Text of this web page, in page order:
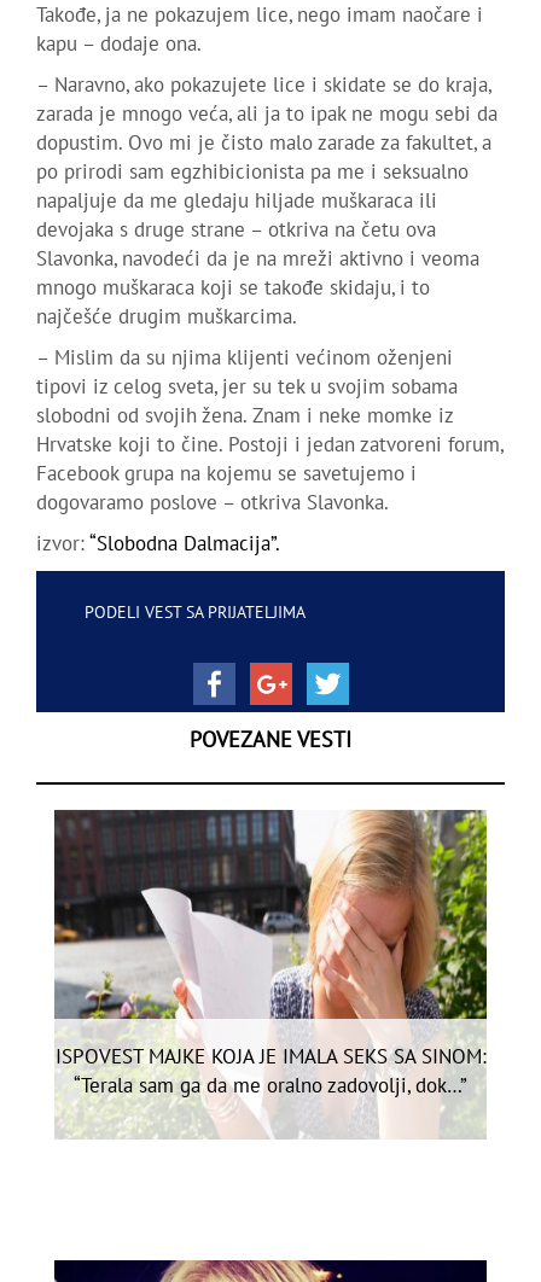
Takođe, ja ne pokazujem lice, nego imam naočare i
kapu – dodaje ona.
– Naravno, ako pokazujete lice i skidate se do kraja,
zarada je mnogo veća, ali ja to ipak ne mogu sebi da
dopustim. Ovo mi je čisto malo zarade za fakultet, a
po prirodi sam egzhibicionista pa me i seksualno
napaljuje da me gledaju hiljade muškaraca ili
devojaka s druge strane – otkriva na četu ova
Slavonka, navodeći da je na mreži aktivno i veoma
mnogo muškaraca koji se takođe skidaju, i to
najčešće drugim muškarcima.
– Mislim da su njima klijenti većinom oženjeni
tipovi iz celog sveta, jer su tek u svojim sobama
slobodni od svojih žena. Znam i neke momke iz
Hrvatske koji to čine. Postoji i jedan zatvoreni forum,
Facebook grupa na kojemu se savetujemo i
dogovaramo poslove – otkriva Slavonka.
izvor: “Slobodna Dalmacija”.
PODELI VEST SA PRIJATELJIMA
POVEZANE VESTI
ISPOVEST MAJKE KOJA JE IMALA SEKS SA SINOM:
“Terala sam ga da me oralno zadovolji, dok…”